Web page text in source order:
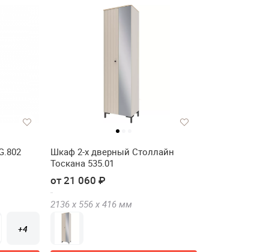
+4
Шкаф 2-х дверный Столлайн
Тоскана 535.01
от 21 060 ₽
2136 х 556 х 416 мм